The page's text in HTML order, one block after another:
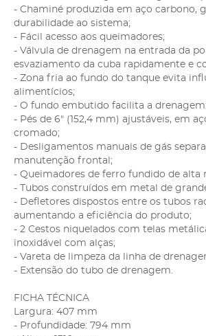
- Chaminé produzida em aço carbono,
durabilidade ao sistema;
- Fácil acesso aos queimadores;
- Válvula de drenagem na entrada da
esvaziamento da cuba rapidamente e
- Zona fria ao fundo do tanque evita
alimentícios;
- O fundo embutido facilita a
- Pés de 6" (152,4 mm) ajustáveis, em
cromado;
- Desligamentos manuais de gás
manutenção frontal;
- Queimadores de ferro fundido de alta
- Tubos construídos em metal de
- Defletores dispostos entre os tubos
aumentando a eficiência do produto;
- 2 Cestos niquelados com telas
inoxidável com alças;
- Vareta de limpeza da linha de
- Extensão do tubo de drenagem.
FICHA TÉCNICA
Largura: 407 mm
- Profundidade: 794 mm